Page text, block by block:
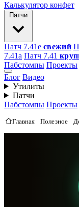
Калькулятор конфет
Патчи
Патч 7.41e свежий
7.41а Патч 7.41
Пабстомпы Проекты
Блог Видео
Утилиты
Патчи
Пабстомпы Проекты
Главная Полезное